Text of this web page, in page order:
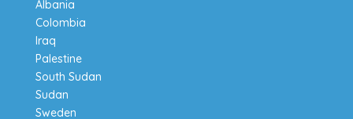
Albania
Colombia
Iraq
Palestine
South Sudan
Sudan
Sweden